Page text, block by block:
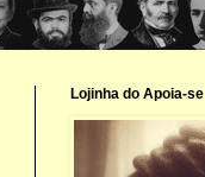
Lojinha do Apoia-se